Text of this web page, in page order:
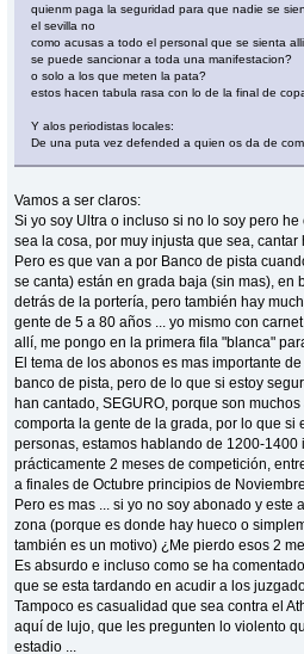
quienm paga la seguridad para que nadie se
el sevilla no
como acusas a todo el personal que se sienta
se puede sancionar a toda una manifestacion?
o solo a los que meten la pata?
estos hacen tabula rasa con lo de la final de
Y alos periodistas locales:
De una puta vez defended a quien os da de
Vamos a ser claros:
Si yo soy Ultra o incluso si no lo soy pero
sea la cosa, por muy injusta que sea, cantar
Pero es que van a por Banco de pista
se canta) están en grada baja (sin mas), en
detrás de la portería, pero también hay
gente de 5 a 80 años ... yo mismo con
allí, me pongo en la primera fila "blanca"
El tema de los abonos es mas importante
banco de pista, pero de lo que si estoy
han cantado, SEGURO, porque son
comporta la gente de la grada, por lo que si
personas, estamos hablando de 1200-
prácticamente 2 meses de competición,
a finales de Octubre principios de Noviembre.
Pero es mas ... si yo no soy abonado y este
zona (porque es donde hay hueco o
también es un motivo) ¿Me pierdo esos 2
Es absurdo e incluso como se ha
que se esta tardando en acudir a los
Tampoco es casualidad que sea contra el
aquí de lujo, que les pregunten lo violento
estadio ...